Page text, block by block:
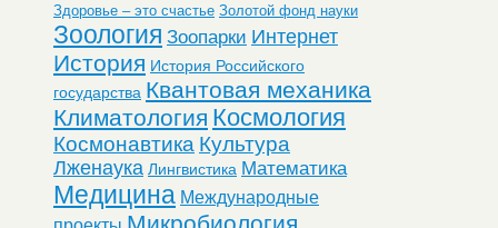
Здоровье – это счастье Золотой фонд науки
Зоология Зоопарки Интернет
История История Российского
государства Квантовая механика
Климатология Космология
Космонавтика Культура
Лженаука Лингвистика Математика
Медицина Международные
Микробиология